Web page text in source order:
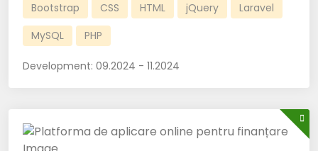
Bootstrap CSS HTML jQuery
Laravel
MySQL
PHP
Development: 09.2024 - 11.2024